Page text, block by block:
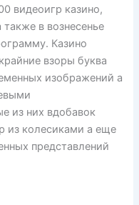
видеоигр казино,
в вознесенье
Казино
взоры буква
изображений а
из них вдобавок
из колесиками а еще
представлений